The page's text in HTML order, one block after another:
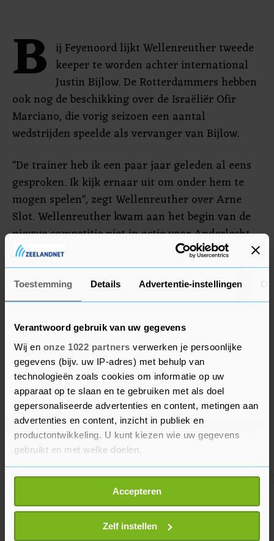
Toestemming Details Advertentie-instellingen
Verantwoord gebruik van uw gegevens
Wij en onze 1022 partners verwerken je persoonlijke
gegevens (bijv. uw IP-adres) met behulp van
technologieën zoals cookies om informatie op uw
apparaat op te slaan en te gebruiken met als doel
gepersonaliseerde advertenties en content, metingen aan
advertenties en content, inzicht in publiek en
productontwikkeling. U kunt kiezen wie uw gegevens
gebruikt en met welke doelen.
Als u het toestaat, willen we ook graag:
Informatie verzamelen over uw geografische
locatie, die tot een paar meter nauwkeurig kan zijn
Uw apparaat identificeren door het actief te
Accepteren
Zelf instellen
B ij Feyenoord lijkt Wellenreuther tweede
keeper te worden achter international
Justin Bijlow. De Rotterdammers hebben
ook nog de beschikking over de Israëliër Ofir
Marciano, die vorig seizoen een aantal
wedstrijden speelde als vervanger van Bijlow.
"De trainer heb ik een paar jaar geleden al eens
gesproken. Ik kijk ernaar uit om onder hem te
mogen spelen", zegt Wellenreuther over Arne
Slot. Wellenreuther kwam aan het begin van de
nieuwe competitie niet in actie voor Anderlecht.
Meer uit Voetbal